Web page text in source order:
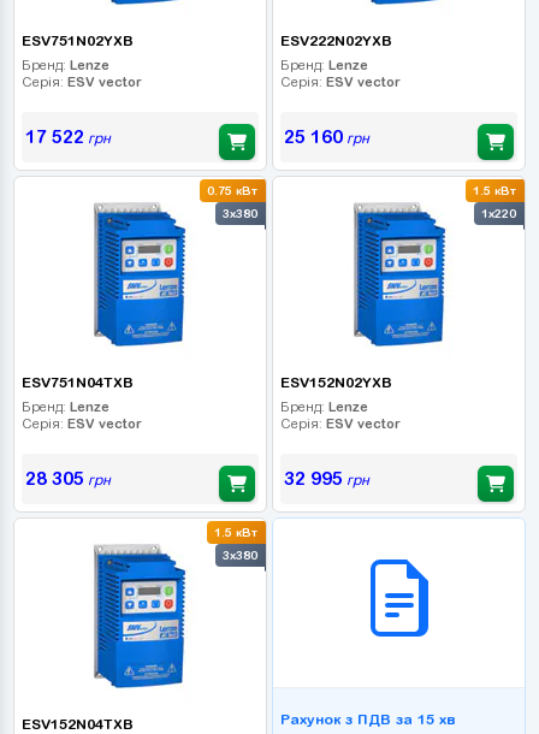
ESV751N02YXB
Бренд: Lenze
Серія: ESV vector
17 522 грн
ESV222N02YXB
Бренд: Lenze
Серія: ESV vector
25 160грн
0.75 кВт
3x380
ESV751N04TXB
Бренд: Lenze
Серія: ESV vector
28 305 грн
1.5 кВт
1x220
ESV152N02YXB
Бренд: Lenze
Серія: ESV vector
32 995 грн
1.5 кВт
3x380
ESV152N04TXB Рахунок з ПДВ за 15 хв